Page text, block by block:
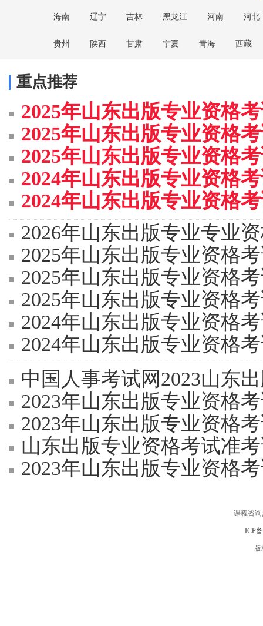
海南 辽宁 吉林 黑龙江 河南 河北
贵州 陕西 甘肃 宁夏 青海 西藏
重点推荐
2025年山东出版专业资格
2025年山东出版专业资格
2025年山东出版专业资格
2024年山东出版专业资格
2024年山东出版专业资格
2026年山东出版专业专业资
2025年山东出版专业资格
2025年山东出版专业资格
2025年山东出版专业资格
2024年山东出版专业资格
2024年山东出版专业资格
中国人事考试网2023山东出版
2023年山东出版专业资格
2023年山东出版专业资格
山东出版专业资格考试准考证
2023年山东出版专业资格考试
课程咨
ICP